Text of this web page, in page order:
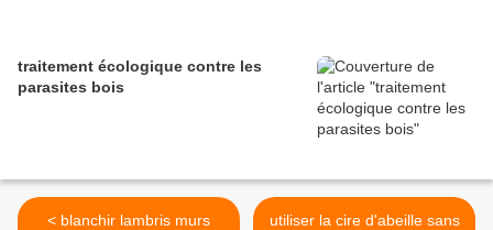
traitement écologique contre les
parasites bois
< blanchir lambris murs
utiliser la cire d'abeille sans